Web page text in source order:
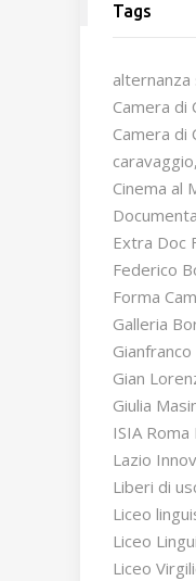
Tags
alternanza
Camera di
Camera di
caravaggio
Cinema al
Extra Doc
Federico
Forma
Galleria
Gian
Giulia
ISIA Roma
Lazio
Liberi di
Liceo
Liceo
Liceo